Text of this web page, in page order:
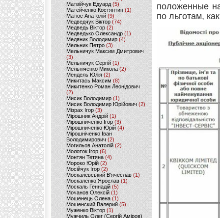
Матвійчук Едуард(5)
Матейченко Костянтин (1)
Матіос Анатолій (9)
Медведчук Віктор(74)
Медведь Віктор (2)
Медведько Олександр (1)
Медяник Володимир(4)
Мельник Петро (3)
Мельничук Максим Дмитрович
(3)
Мельничук Сергій (1)
Мельніченко Микола (2)
Мендель Юлія (2)
Микитась Максим (8)
Микитенко Роман Леонідович
(2)
Мисик Володимир (1)
Мисик Володимир Юрійович(2)
Мізрах Ігор(3)
Мірошник Андрій(1)
Мірошниченко Ігор (3)
Мірошниченко Юрій(4)
Мірошніченко Іван
Володимирович (2)
Могильов Анатолій (2)
Молоток Ігор (6)
Монтян Тетяна (4)
Мороко Юрій(2)
Мосійчук Ігор (2)
Москалевський В'ячеслав (1)
Москаленко Ярослав (1)
Москаль Геннадій (5)
Мочанов Олексій(1)
Мошенець Олена(1)
Мошенский Валерий (5)
Муженко Віктор (1)
Мужчиль Олег (Сергій Аміров)
положенные
по льготам,